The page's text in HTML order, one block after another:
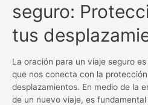
seguro:
tus
La oración para un viaje seguro
que nos conecta con la
desplazamientos. En medio de la
de un nuevo viaje, es